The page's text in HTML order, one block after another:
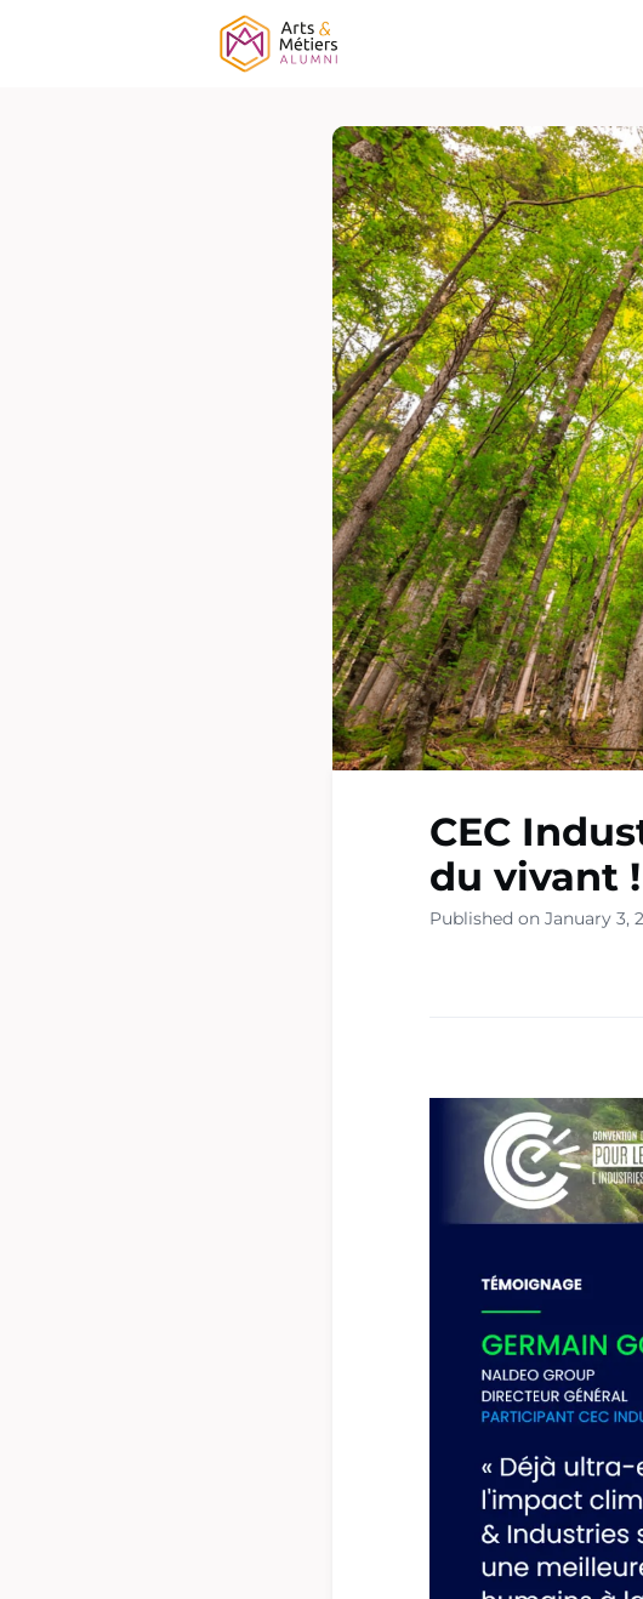
Campagne ELF
CEC
du vivant !
Published on January 3,